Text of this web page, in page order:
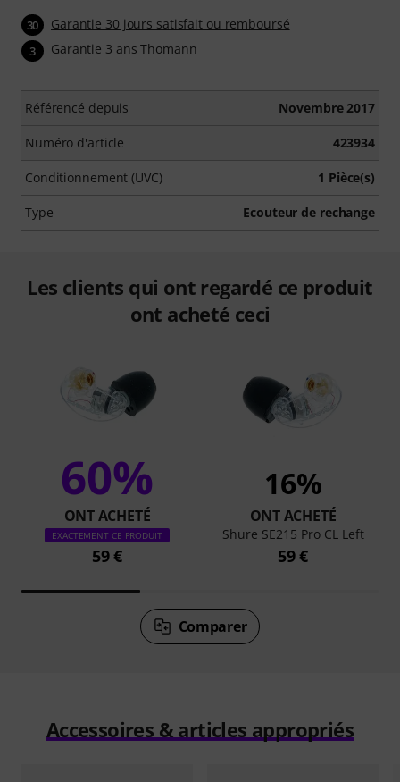
30 Garantie 30 jours satisfait ou remboursé
3 Garantie 3 ans Thomann
Référencé depuis Novembre 2017
Numéro d'article 423934
Conditionnement (UVC) 1 Pièce(s)
Type Ecouteur de rechange
Les clients qui ont regardé ce produit
ont acheté ceci
60%
ONT ACHETÉ
EXACTEMENT CE PRODUIT
59 €
16%
ONT ACHETÉ
Shure SE215 Pro CL Left
59 €
Comparer
Accessoires & articles appropriés